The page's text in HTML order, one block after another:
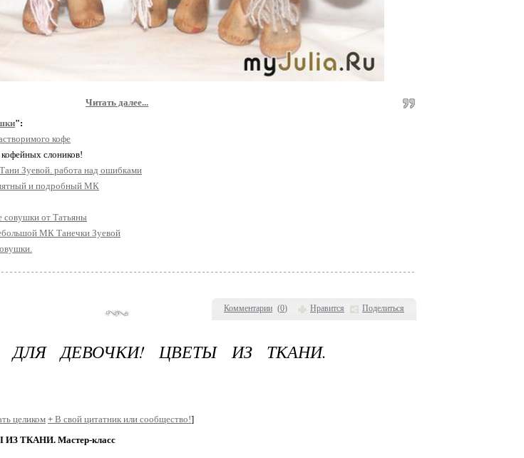
Комментарии (0) Нравится Поделиться
Читать далее...
":
кофе
слоников!
Зуевой. работа над ошибками
и подробный МК
совушки от Татьяны
МК Танечки Зуевой
ДЛЯ ДЕВОЧКИ! ЦВЕТЫ ИЗ ТКАНИ.
целиком+ В свой цитатник или сообщество!]
ИЗ ТКАНИ. Мастер-класс